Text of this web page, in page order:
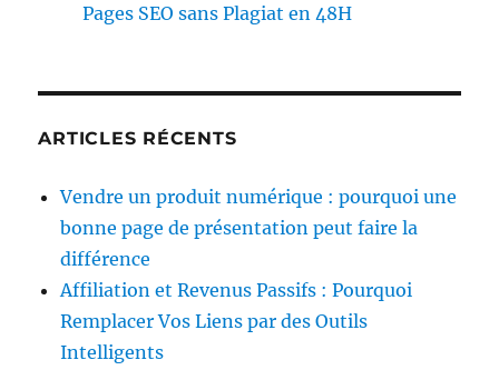
Pages SEO sans Plagiat en 48H
ARTICLES RÉCENTS
Vendre un produit numérique : pourquoi une
bonne page de présentation peut faire la
différence
Affiliation et Revenus Passifs : Pourquoi
Remplacer Vos Liens par des Outils
Intelligents